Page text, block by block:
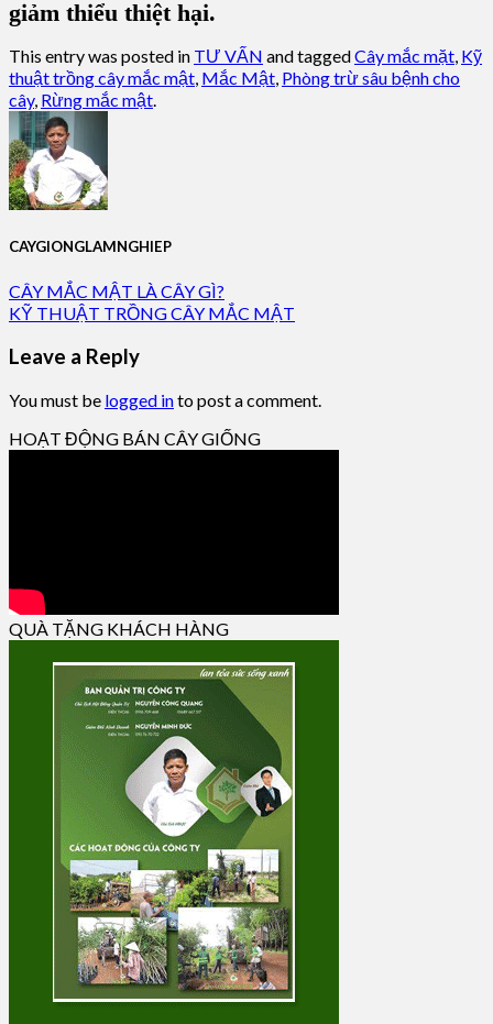
giảm thiểu thiệt hại.
This entry was posted in TƯ VẤN and taggedCây mắc mặt, Kỹ
thuật trồng cây mắc mật, Mắc Mật, Phòng trừ sâu bệnh cho
cây, Rừng mắc mật.
CAYGIONGLAMNGHIEP
CÂY MẮC MẬT LÀ CÂY GÌ?
KỸ THUẬT TRỒNG CÂY MẮC MẬT
Leave a Reply
You must be logged into post a comment.
HOẠT ĐỘNG BÁN CÂY GIỐNG
QUÀ TẶNG KHÁCH HÀNG